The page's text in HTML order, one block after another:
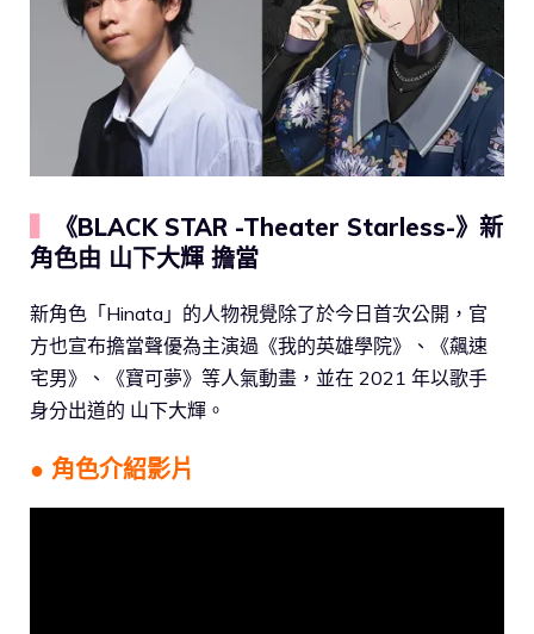
《BLACK STAR -Theater Starless-》新
角色由 山下大輝 擔當
新角色「Hinata」的人物視覺除了於今日首次公開，官
方也宣布擔當聲優為主演過《我的英雄學院》、《飆速
宅男》、《寶可夢》等人氣動畫，並在 2021 年以歌手
身分出道的 山下大輝。
● 角色介紹影片